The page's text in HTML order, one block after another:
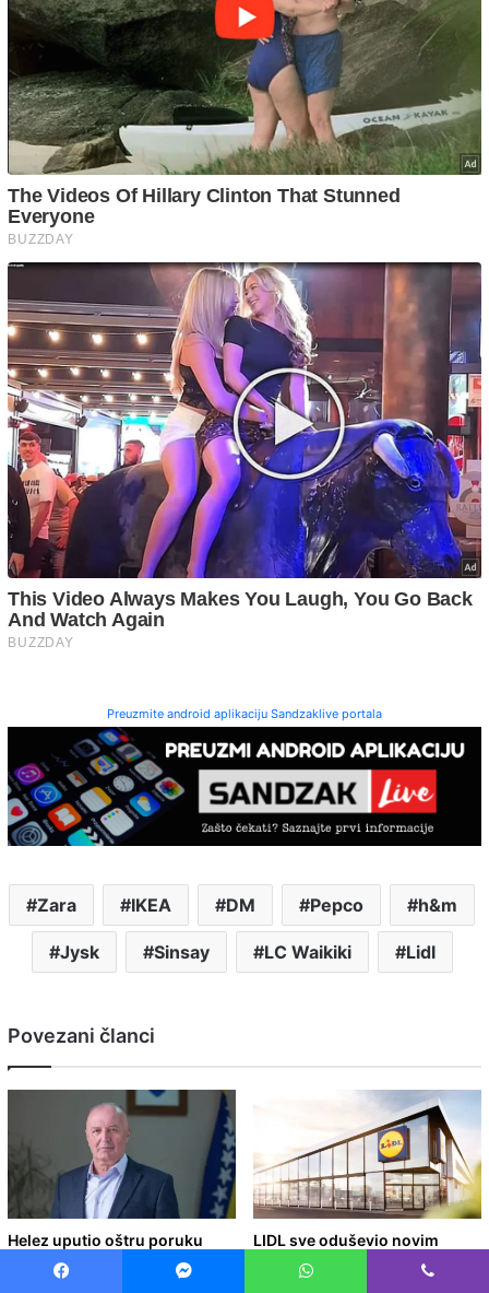
Preuzmite android aplikaciju Sandzaklive portala
Zara IKEA DM Pepco h&m
Jysk Sinsay LC Waikiki Lidl
Povezani članci
Helez uputio oštru poruku
Vučiću: “Pratili smo svaki tvoj
pokret u BiH, doživjet ć
LIDL sve oduševio novim
katalogom – Ovi uređaji i
proizvodi će nestati sa polica r